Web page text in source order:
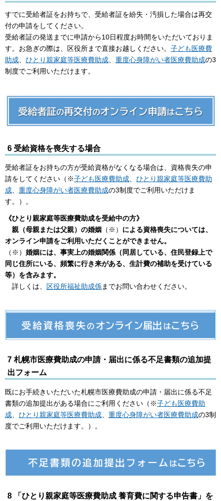
すでに受給者証をお持ちで、受給者証を紛失・汚損した場合は再交
付の申請をしてください。
受給者証の発送までに申請から10日程度お時間をいただいておりま
す。お急ぎの際は、区役所まで直接お越しください。 子ども医療費
助成
ひとり親家庭等医療費助成 重度心身障がい者医療費助成の3
制度でご利用いただけます。
6 受給資格を喪失する場合
受給者証をお持ちの方が受給資格がなくなる場合は、資格喪失の申
請をしてください（※子ども医療費助成
ひとり親家庭等医療費助
成
重度心身障がい者医療費助成の3制度でご利用いただけま
す。）。
《ひとり親家庭等医療費助成を受給中の方》
親（母親または父親）の婚姻 （※） による資格喪失については、
オンライン申請をご利用いただくことができません。
（※） 婚姻には、事実上の婚姻関係（同居している、住民登録上で
同じ住所にいる、頻繁に行き来がある、生計費の補助を受けている
等）を含みます。
詳しくは、
区役所福祉助成係までお問い合わせください。
7 札幌市医療費助成の申請・届出に係る不足書類の追加提
出フォーム
既にお手続きいただいた札幌市医療費助成の申請・届出に係る不足
書類の追加提出がある場合にご利用ください（※子ども医療費助
成
ひとり親家庭等医療費助成 重度心身障がい者医療費助成の3制
度でご利用いただけます。）。
8 「ひとり親家庭等医療費助成 養育費に関する申告書」を